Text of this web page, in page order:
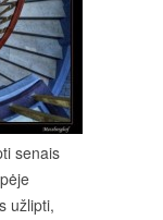
senais
užlipti,